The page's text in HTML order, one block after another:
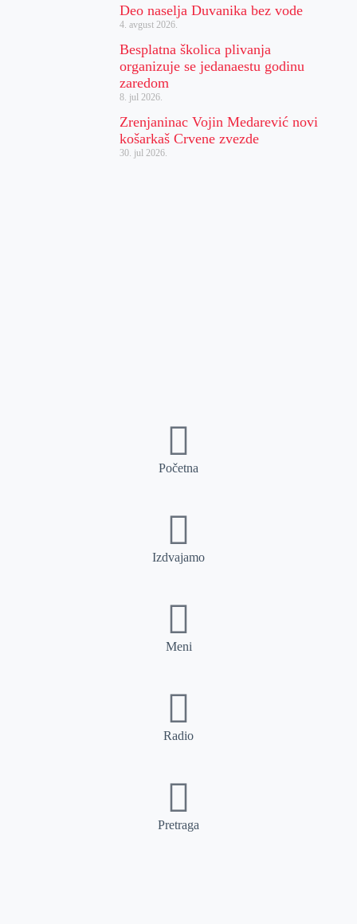
Deo naselja Duvanika bez vode
4. avgust 2026.
Besplatna školica plivanja
organizuje se jedanaestu godinu
zaredom
8. jul 2026.
Zrenjaninac Vojin Medarević novi
košarkaš Crvene zvezde
30. jul 2026.
Početna
Izdvajamo
Meni
Radio
Pretraga